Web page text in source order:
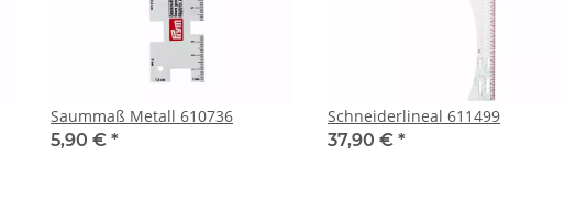
Saummaß Metall 610736
5,90 € *
Schneiderlineal 611499
37,90 € *